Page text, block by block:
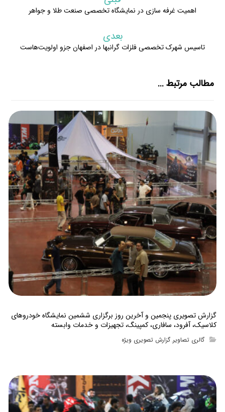
اهمیت غرفه سازی در نمایشگاه تخصصی صنعت طلا و جواهر
بعدی
تاسیس شهرک تخصصی فلزات گرانبها در اصفهان جزو اولویت‌هاست
مطالب مرتبط ...
گزارش تصویری پنجمین و آخرین روز برگزاری ششمین نمایشگاه خودروهای
کلاسیک، آفرود، سافاری، کمپینگ، تجهیزات و خدمات وابسته
گالری تصاویر,گزارش تصویری ویژه